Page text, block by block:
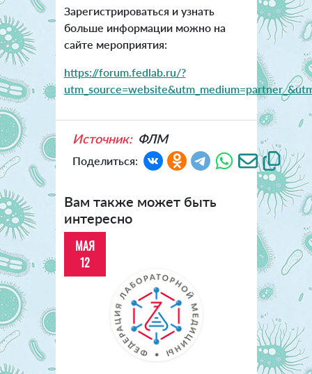
Зарегистрироваться и узнать
больше информации можно на
сайте мероприятия:
https://forum.fedlab.ru/?
Источник: ФЛМ
Поделиться:
Вам также может быть
интересно
МАЯ
12